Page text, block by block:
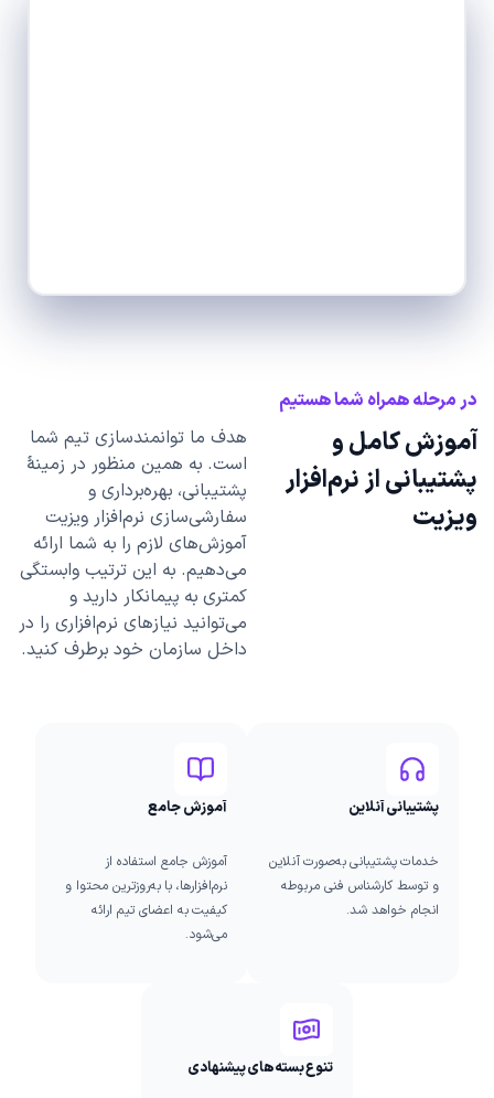
در مرحله همراه شما هستیم
آموزش کامل و
پشتیبانی از نرم‌افزار
ویزیت
هدف ما توانمندسازی تیم شما
است. به همین منظور در زمینۀ
پشتیبانی، بهره‌برداری و
سفارشی‌سازی نرم‌افزار ویزیت
آموزش‌های لازم را به شما ارائه
می‌دهیم. به این ترتیب وابستگی
کمتری به پیمانکار دارید و
می‌توانید نیازهای نرم‌افزاری را در
داخل سازمان خود برطرف کنید.
پشتیبانی آنلاین
خدمات پشتیبانی به‌صورت آنلاین
و توسط کارشناس فنی مربوطه
انجام خواهد شد.
آموزش جامع
آموزش جامع استفاده از
نرم‌افزارها، با به‌روزترین محتوا و
کیفیت به اعضای تیم ارائه
می‌شود.
تنوع بسته‌های پیشنهادی